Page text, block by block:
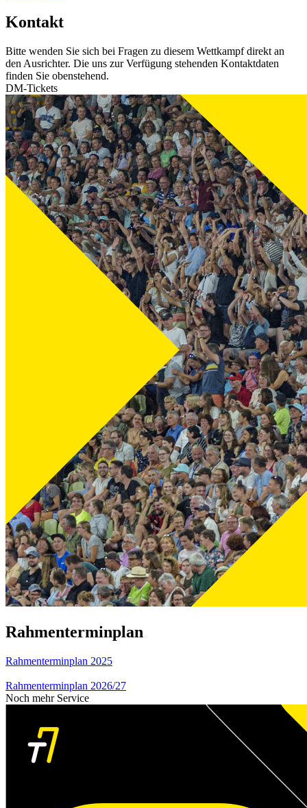
Kontakt
Bitte wenden Sie sich bei Fragen zu diesem Wettkampf direkt an
den Ausrichter. Die uns zur Verfügung stehenden Kontaktdaten
finden Sie obenstehend.
DM-Tickets
Rahmenterminplan
Rahmenterminplan 2025
Rahmenterminplan 2026/27
Noch mehr Service